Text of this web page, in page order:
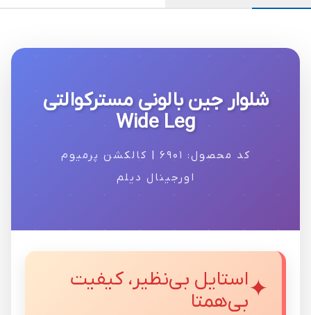
شلوار جین بالونی مسترکوالتی
Wide Leg
کد محصول: ۶۹۰۱ | کالکشن پرمیوم
اورجینال دیلم
استایل بی‌نظیر، کیفیت
بی‌همتا